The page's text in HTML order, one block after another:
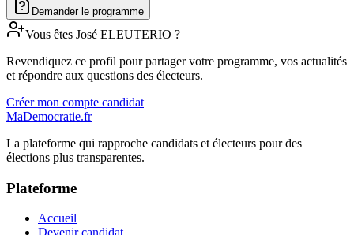
Demander le programme
Vous êtes José ELEUTERIO ?
Revendiquez ce profil pour partager votre programme, vos actualités
et répondre aux questions des électeurs.
Créer mon compte candidat
MaDemocratie.fr
La plateforme qui rapproche candidats et électeurs pour des
élections plus transparentes.
Plateforme
Accueil